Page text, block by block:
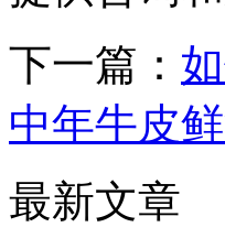
下一篇：
中年牛皮
最新文章